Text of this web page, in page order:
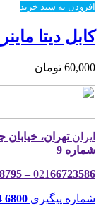
افزودن به سبد خرید
کابل دیتا ماینر
60,000 تومان
ایرانتهران،
شماره 9
02166723586 – 66718795 – 66718717
شماره پیگیری 6800 454 0991